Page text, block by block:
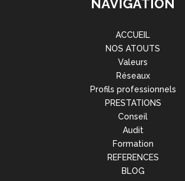
NAVIGATION
ACCUEIL
NOS ATOUTS
Valeurs
Réseaux
Profils professionnels
PRESTATIONS
Conseil
Audit
Formation
REFERENCES
BLOG